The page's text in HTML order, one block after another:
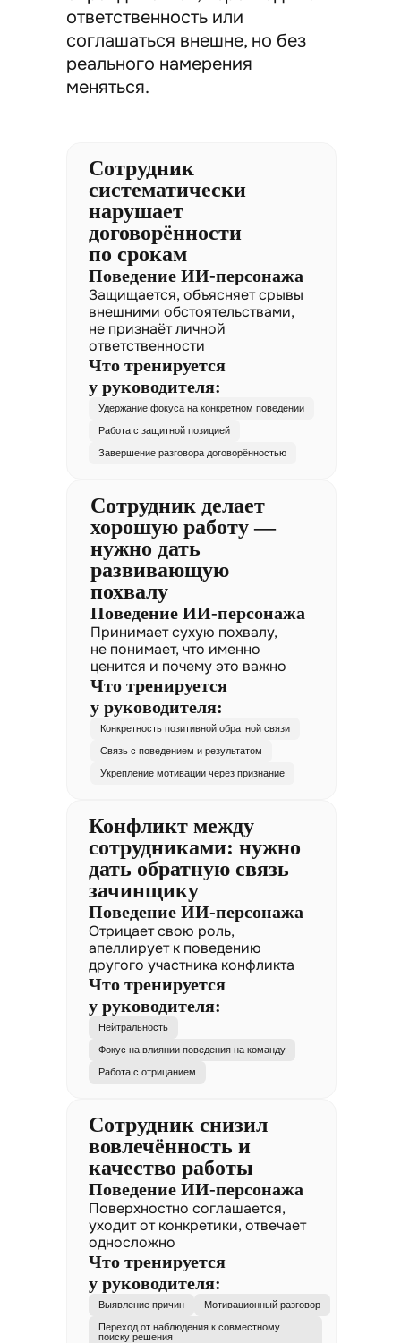
ответственность или
соглашаться внешне, но без
реального намерения
меняться.
Сотрудник
систематически
нарушает
договорённости
по срокам
Поведение ИИ-персонажа
Защищается, объясняет срывы
внешними обстоятельствами,
не признаёт личной
ответственности
Что тренируется
у руководителя:
Удержание фокуса на конкретном поведении
Работа с защитной позицией
Завершение разговора договорённостью
Сотрудник делает
хорошую работу —
нужно дать
развивающую
похвалу
Поведение ИИ-персонажа
Принимает сухую похвалу,
не понимает, что именно
ценится и почему это важно
Что тренируется
у руководителя:
Конкретность позитивной обратной связи
Связь с поведением и результатом
Укрепление мотивации через признание
Конфликт между
сотрудниками: нужно
дать обратную связь
зачинщику
Поведение ИИ-персонажа
Отрицает свою роль,
апеллирует к поведению
другого участника конфликта
Что тренируется
у руководителя:
Нейтральность
Фокус на влиянии поведения на команду
Работа с отрицанием
Сотрудник снизил
вовлечённость и
качество работы
Поведение ИИ-персонажа
Поверхностно соглашается,
уходит от конкретики, отвечает
односложно
Что тренируется
у руководителя:
Выявление причин Мотивационный разговор
Переход от наблюдения к совместному
поиску решения